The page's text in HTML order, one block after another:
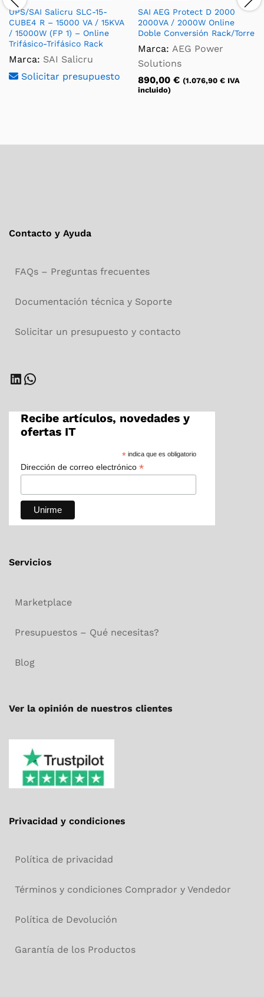
UPS/SAI Salicru SLC-15-
CUBE4 R – 15000 VA / 15KVA
/ 15000W (FP 1) – Online
Trifásico-Trifásico Rack
Marca: SAI Salicru
Solicitar presupuesto
SAI AEG Protect D 2000
2000VA / 2000W Online
Doble Conversión Rack/Torre
Marca: AEG Power
Solutions
890,00 € (1.076,90 € IVA
incluido)
Contacto y Ayuda
FAQs – Preguntas frecuentes
Documentación técnica y Soporte
Solicitar un presupuesto y contacto
LinkedIn
WhatsApp
Recibe artículos, novedades y
ofertas IT
*indica que es obligatorio
Dirección de correo electrónico *
Servicios
Marketplace
Presupuestos – Qué necesitas?
Blog
Ver la opinión de nuestros clientes
Privacidad y condiciones
Política de privacidad
Términos y condiciones Comprador y Vendedor
Política de Devolución
Garantía de los Productos